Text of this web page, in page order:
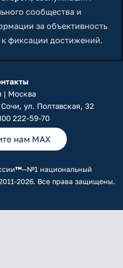
сообщества и
за объективность
фиксации достижений.
| Москва
ул. Полтавская, 32
222-59-70
нам MAX
™—№1 национальный
2026. Все права защищены.